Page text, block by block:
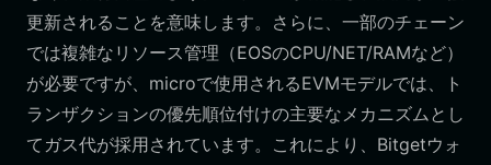
更新されることを意味します。さらに、一部のチェーン
では複雑なリソース管理（EOSのCPU/NET/RAMなど）
が必要ですが、microで使用されるEVMモデルでは、ト
ランザクションの優先順位付けの主要なメカニズムとし
てガス代が採用されています。これにより、Bitgetウォ